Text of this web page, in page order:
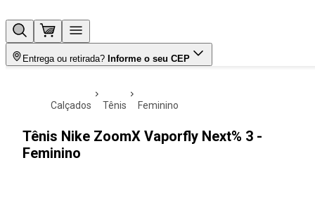
Entrega ou retirada? Informe o seu CEP
calçados tênis feminino
Tênis Nike ZoomX Vaporfly Next% 3 -
Feminino